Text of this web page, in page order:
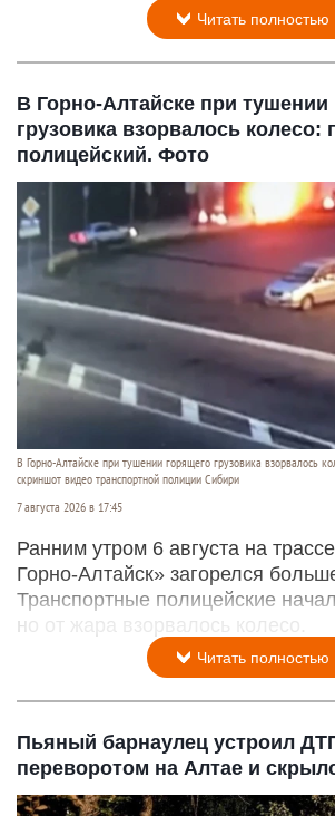
Читать полностью
В Горно-Алтайске при тушении
грузовика взорвалось колесо:
полицейский. Фото
В Горно-Алтайске при тушении горящего грузовика взорвалось
скриншот видео транспортной полиции Сибири
7 августа 2026 в 17:45
Ранним утром 6 августа на
Горно-Алтайск» загорелся
Транспортные полицейские
но от жара взорвалось колесо.
Читать полностью
Пьяный барнаулец устроил
переворотом на Алтае и